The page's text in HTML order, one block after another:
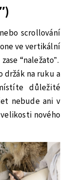
scrollování
ve vertikální
“naležato”.
držák na ruku a
důležité
nebude ani v
nového